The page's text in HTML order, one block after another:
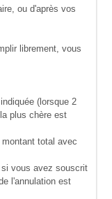
ou d'après vos
librement, vous
(lorsque 2
plus chère est
total avec
si vous avez souscrit
l'annulation est